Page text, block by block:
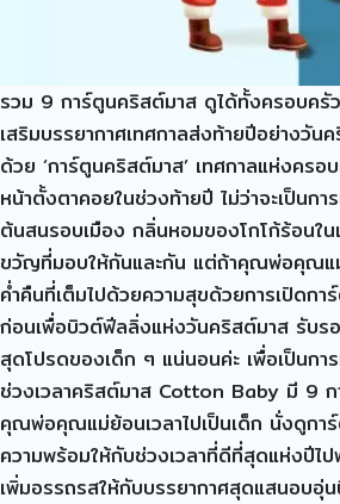
รวม 9 การ์ตูนคริสต์มาส ดูได้ทั้งครอบครั
เสริมบรรยากาศเทศกาลส่งท้ายปีอย่างวัน
ด้วย ‘การ์ตูนคริสต์มาส’ เทศกาลแห่งคร
หน้าตั้งตาคอยในช่วงท้ายปี ไม่ว่าจะเป็นก
ต้นสนรอบเมือง กลิ่นหอมของโกโก้ร้อนใ
ขวัญที่มอบให้กันและกัน แต่ถ้าคุณพ่อคุณแ
ค่ำคืนที่เต็มไปด้วยความสุขด้วยการเปิดกา
ก่อนเพื่อบิวต์ฟีลลิ่งแห่งวันคริสต์มาส รับรอ
สุดโปรดของเด็ก ๆ แน่นอนค่ะ เพื่อเป็นก
ช่วงเวลาคริสต์มาส Cotton Baby มี 9 ก
คุณพ่อคุณแม่ย้อนเวลาไปเป็นเด็ก นั่งดูกา
ความพร้อมให้กับช่วงเวลาที่ดีที่สุดแห่งปีไ
เพิ่มอรรถรสให้กับบรรยากาศสุดแสนอบอุ่